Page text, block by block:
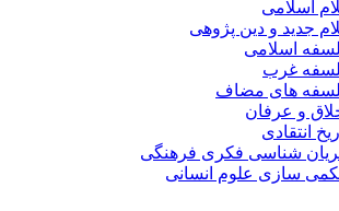
اسلامی
جدید و دین پژوهی
اسلامی
غرب
های مضاف
و عرفان
انتقادی
شناسی فکری فرهنگی
سازی علوم انسانی